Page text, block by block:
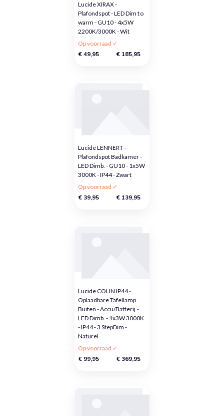
Lucide XIRAX -
Plafondspot - LED Dim to
warm - GU10 - 4x5W
2200K/3000K - Wit
Op voorraad ✓
€ 49,95 € 185,95
Lucide LENNERT -
Plafondspot Badkamer -
LED Dimb. - GU10 - 1x5W
3000K - IP44 - Zwart
Op voorraad ✓
€ 39,95 € 139,95
Lucide COLIN IP44 -
Oplaadbare Tafellamp
Buiten - Accu/Batterij -
LED Dimb. - 1x3W 3000K
- IP44 - 3 StepDim -
Naturel
Op voorraad ✓
€ 99,95 € 369,95